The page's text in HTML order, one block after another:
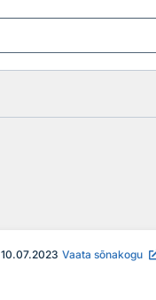
10.07.2023 Vaata sõnakogu